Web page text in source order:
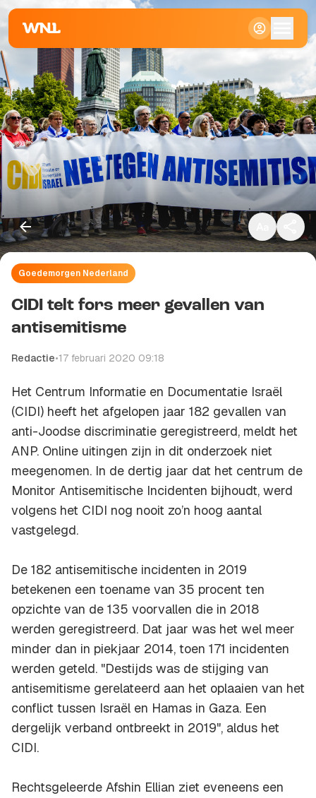
Klein
Standaard
Groot
Goedemorgen Nederland
CIDI telt fors meer gevallen van
antisemitisme
Redactie•17 februari 2020 09:18
Het Centrum Informatie en Documentatie Israël
(CIDI) heeft het afgelopen jaar 182 gevallen van
anti-Joodse discriminatie geregistreerd, meldt het
ANP. Online uitingen zijn in dit onderzoek niet
meegenomen. In de dertig jaar dat het centrum de
Monitor Antisemitische Incidenten bijhoudt, werd
volgens het CIDI nog nooit zo’n hoog aantal
vastgelegd.
De 182 antisemitische incidenten in 2019
betekenen een toename van 35 procent ten
opzichte van de 135 voorvallen die in 2018
werden geregistreerd. Dat jaar was het wel meer
minder dan in piekjaar 2014, toen 171 incidenten
werden geteld. "Destijds was de stijging van
antisemitisme gerelateerd aan het oplaaien van het
conflict tussen Israël en Hamas in Gaza. Een
dergelijk verband ontbreekt in 2019", aldus het
CIDI.
Rechtsgeleerde Afshin Ellian ziet eveneens een